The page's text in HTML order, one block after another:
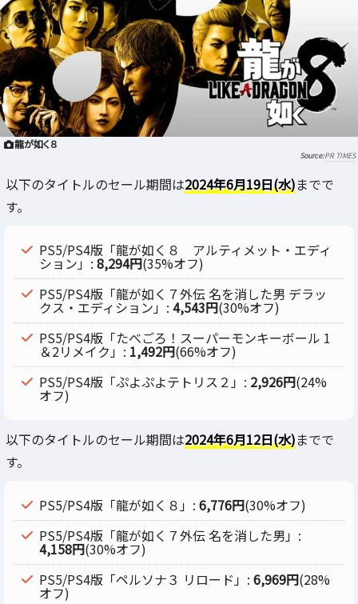
龍が如く８
PR TIMES
以下のタイトルのセール期間は2024年6月19日(水)までで
す。
PS5/PS4版「龍が如く８ アルティメット・エディ
ション」: 8,294円(35%オフ)
PS5/PS4版「龍が如く７外伝 名を消した男 デラッ
クス・エディション」: 4,543円(30%オフ)
PS5/PS4版「たべごろ！スーパーモンキーボール 1
＆2リメイク」: 1,492円(66%オフ)
PS5/PS4版「ぷよぷよテトリス２」: 2,926円(24%
オフ)
以下のタイトルのセール期間は2024年6月12日(水)までで
す。
PS5/PS4版「龍が如く８」: 6,776円(30%オフ)
PS5/PS4版「龍が如く７外伝 名を消した男」:
4,158円(30%オフ)
PS5/PS4版「ペルソナ３ リロード」: 6,969円(28%
オフ)